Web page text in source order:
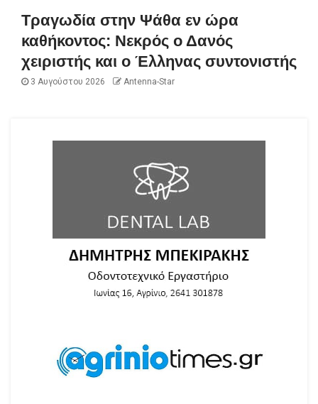
Τραγωδία στην Ψάθα εν ώρα
καθήκοντος: Νεκρός ο Δανός
χειριστής και ο Έλληνας συντονιστής
3 Αυγούστου 2026 Antenna-Star